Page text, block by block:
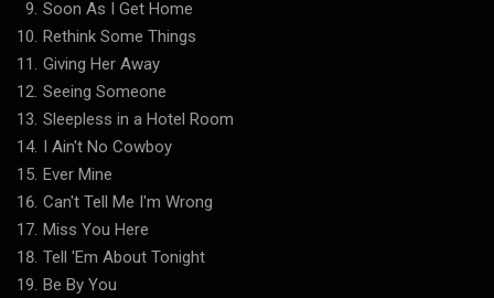
Soon As I Get Home
Rethink Some Things
Giving Her Away
Seeing Someone
Sleepless in a Hotel Room
I Ain't No Cowboy
Ever Mine
Can't Tell Me I'm Wrong
Miss You Here
Tell 'Em About Tonight
Be By You